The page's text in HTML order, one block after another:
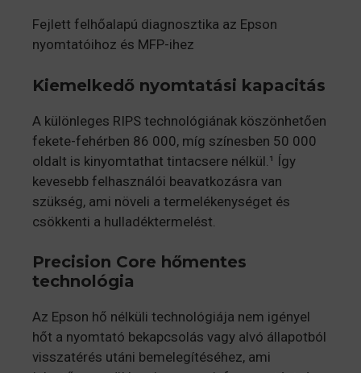
Fejlett felhőalapú diagnosztika az Epson
nyomtatóihoz és MFP-ihez
Kiemelkedő nyomtatási kapacitás
A különleges RIPS technológiának köszönhetően
fekete-fehérben 86 000, míg színesben 50 000
oldalt is kinyomtathat tintacsere nélkül.¹ Így
kevesebb felhasználói beavatkozásra van
szükség, ami növeli a termelékenységet és
csökkenti a hulladéktermelést.
Precision Core hőmentes
technológia
Az Epson hő nélküli technológiája nem igényel
hőt a nyomtató bekapcsolás vagy alvó állapotból
visszatérés utáni bemelegítéséhez, ami